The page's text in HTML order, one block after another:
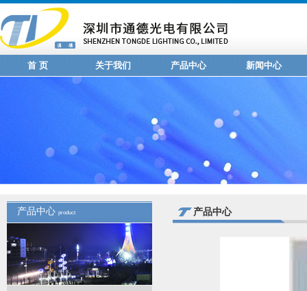
首 页 关于我们 产品中心 新闻中心
产品中心 product 产品中心